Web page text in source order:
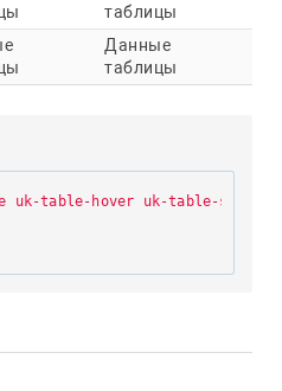
таблицы
Данные
таблицы
uk-table-hover uk-table-striped